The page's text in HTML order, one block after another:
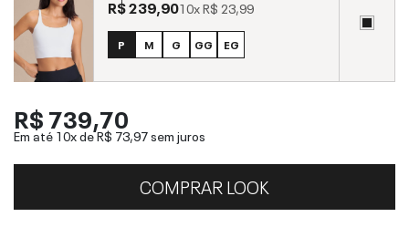
R$ 239,9010xR$ 23,99
P M G GG EG
R$ 739,70
Em até 10x deR$ 73,97sem juros
COMPRAR LOOK